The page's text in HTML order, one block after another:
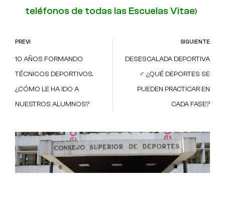
teléfonos de todas las Escuelas Vitae)
PREVI
10 AÑOS FORMANDO
TÉCNICOS DEPORTIVOS.
¿CÓMO LE HA IDO A
NUESTROS ALUMNOS?
SIGUIENTE
DESESCALADA DEPORTIVA
‍♂️ ¿QUÉ DEPORTES SE
PUEDEN PRACTICAR EN
CADA FASE?